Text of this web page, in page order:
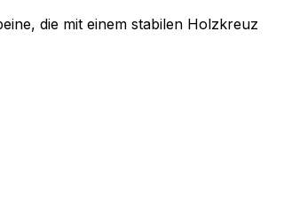
die mit einem stabilen Holzkreuz